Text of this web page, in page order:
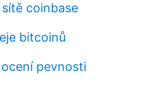
coinbase
bitcoinů
pevnosti